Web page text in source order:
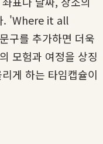
. 'Where it all
를 추가하면 더욱
모험과 여정을 상징
게 하는 타임캡슐이